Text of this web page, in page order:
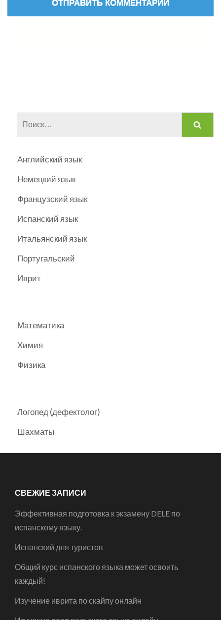
Английский язык
Немецкий язык
Французский язык
Испанский язык
Итальянский язык
Португальский
Иврит
Математика
Химия
Физика
Логопед (дефектолог)
Шахматы
СВЕЖИЕ ЗАПИСИ
Эффективная подготовка к экзамену DELE по
испанскому языку.
Испанский для туристов
Общий курс испанского языка может освоить
каждый!
Изучение иврита по скайпу онлайн